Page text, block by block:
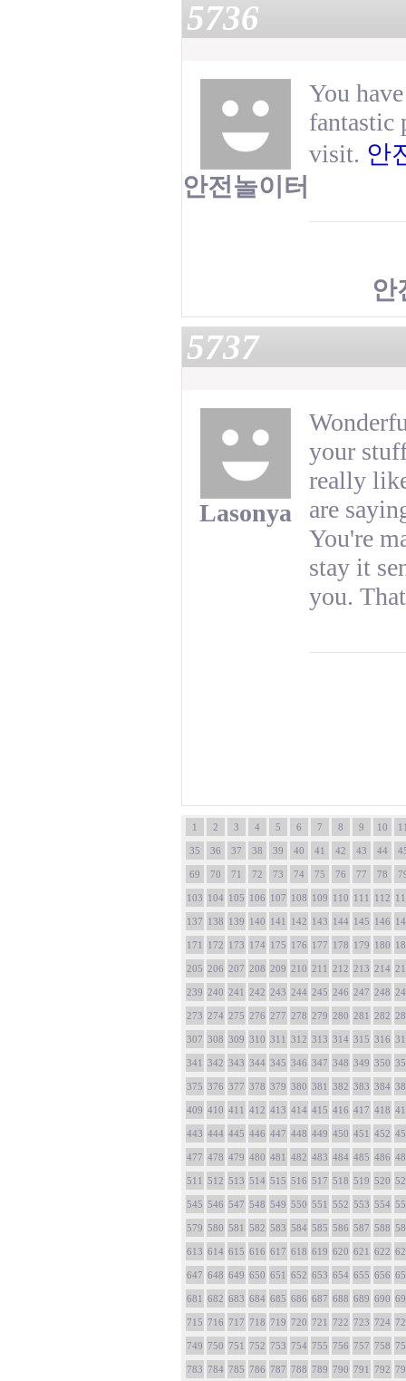
5736
안전놀이터
You
fantastic
visit. 안
안
5737
Lasonya
your
really
are
You're
stay it
you.
1 2 3 4 5 6 7 8 9 10
35 36 37 38 39 40 41 42 43 44
69 70 71 72 73 74 75 76 77 78
103 104 105 106 107 108 109 110 111 112
137 138 139 140 141 142 143 144 145 146
171 172 173 174 175 176 177 178 179 180
205 206 207 208 209 210 211 212 213 214
239 240 241 242 243 244 245 246 247 248
273 274 275 276 277 278 279 280 281 282
307 308 309 310 311 312 313 314 315 316
341 342 343 344 345 346 347 348 349 350
375 376 377 378 379 380 381 382 383 384
409 410 411 412 413 414 415 416 417 418
443 444 445 446 447 448 449 450 451 452
477 478 479 480 481 482 483 484 485 486
511 512 513 514 515 516 517 518 519 520
545 546 547 548 549 550 551 552 553 554
579 580 581 582 583 584 585 586 587 588
613 614 615 616 617 618 619 620 621 622
647 648 649 650 651 652 653 654 655 656
681 682 683 684 685 686 687 688 689 690
715 716 717 718 719 720 721 722 723 724
749 750 751 752 753 754 755 756 757 758
783 784 785 786 787 788 789 790 791 792